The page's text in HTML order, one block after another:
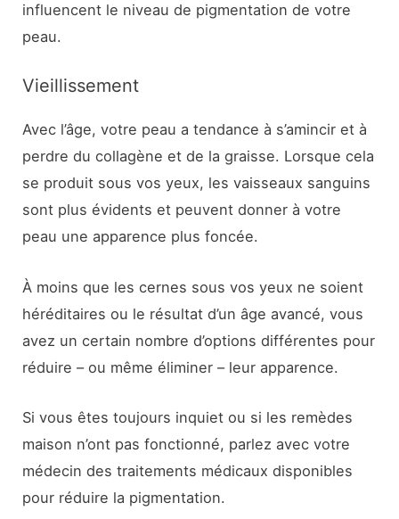
influencent le niveau de pigmentation de votre
peau.
Vieillissement
Avec l’âge, votre peau a tendance à s’amincir et à
perdre du collagène et de la graisse. Lorsque cela
se produit sous vos yeux, les vaisseaux sanguins
sont plus évidents et peuvent donner à votre
peau une apparence plus foncée.
À moins que les cernes sous vos yeux ne soient
héréditaires ou le résultat d’un âge avancé, vous
avez un certain nombre d’options différentes pour
réduire – ou même éliminer – leur apparence.
Si vous êtes toujours inquiet ou si les remèdes
maison n’ont pas fonctionné, parlez avec votre
médecin des traitements médicaux disponibles
pour réduire la pigmentation.